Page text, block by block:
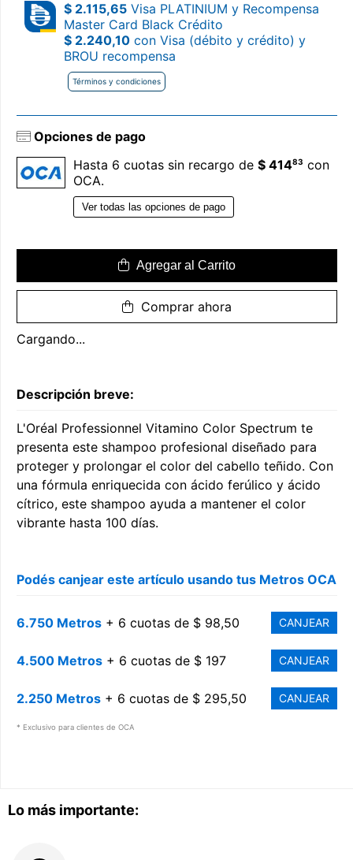
Lo más importante:
$ 2.115,65 Visa PLATINIUM y Recompensa
Master Card Black Crédito
$ 2.240,10 con Visa (débito y crédito) y
BROU recompensa
Términos y condiciones
Opciones de pago
Hasta 6 cuotas sin recargo de $ 41483 con
OCA.
Ver todas las opciones de pago
Agregar al Carrito
Comprar ahora
Cargando...
Descripción breve:
L'Oréal Professionnel Vitamino Color Spectrum te
presenta este shampoo profesional diseñado para
proteger y prolongar el color del cabello teñido. Con
una fórmula enriquecida con ácido ferúlico y ácido
cítrico, este shampoo ayuda a mantener el color
vibrante hasta 100 días.
Podés canjear este artículo usando tus Metros OCA
6.750 Metros + 6 cuotas de $ 98,50 CANJEAR
4.500 Metros + 6 cuotas de $ 197 CANJEAR
2.250 Metros + 6 cuotas de $ 295,50 CANJEAR
* Exclusivo para clientes de OCA